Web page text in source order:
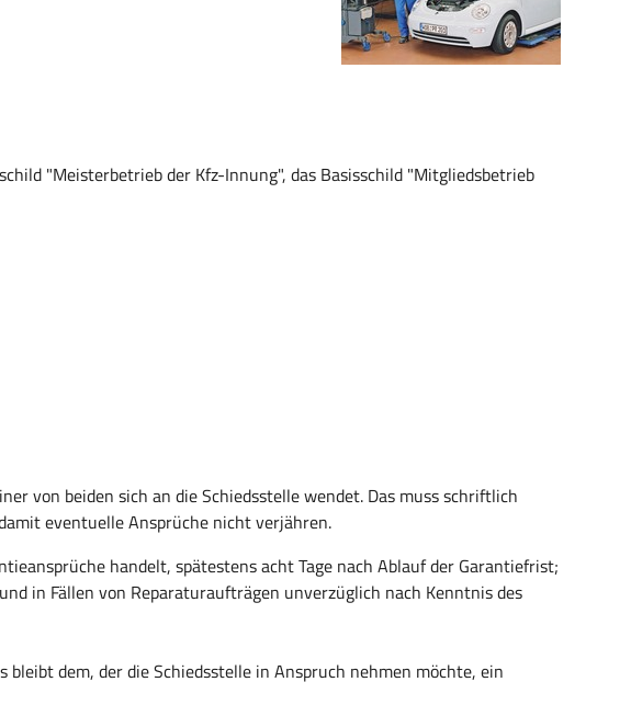
"Meisterbetrieb der Kfz-Innung", das Basisschild "Mitgliedsbetrieb
von beiden sich an die Schiedsstelle wendet. Das muss schriftlich
eventuelle Ansprüche nicht verjähren.
handelt, spätestens acht Tage nach Ablauf der Garantiefrist;
in Fällen von Reparaturaufträgen unverzüglich nach Kenntnis des
bleibt dem, der die Schiedsstelle in Anspruch nehmen möchte, ein